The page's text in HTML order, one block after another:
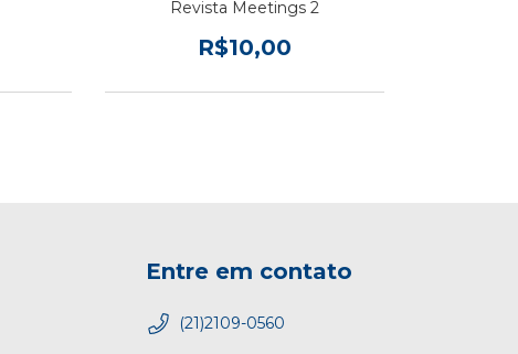
Revista Meetings 2
R$10,00
Entre em contato
(21)2109-0560